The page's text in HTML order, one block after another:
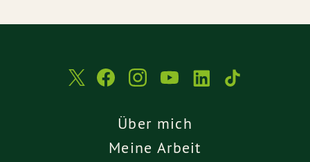
Über mich
Meine Arbeit